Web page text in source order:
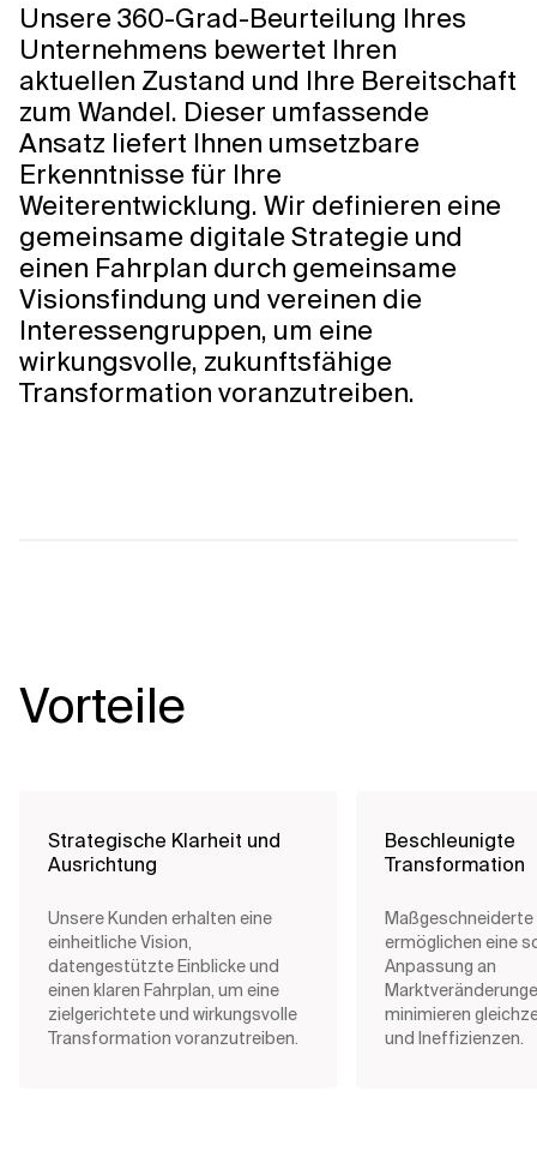
Unsere 360-Grad-Beurteilung Ihres
Unternehmens bewertet Ihren
aktuellen Zustand und Ihre Bereitschaft
zum Wandel. Dieser umfassende
Ansatz liefert Ihnen umsetzbare
Erkenntnisse für Ihre
Weiterentwicklung. Wir definieren eine
gemeinsame digitale Strategie und
einen Fahrplan durch gemeinsame
Visionsfindung und vereinen die
Interessengruppen, um eine
wirkungsvolle, zukunftsfähige
Transformation voranzutreiben.
Vorteile
Strategische Klarheit und
Ausrichtung
Unsere Kunden erhalten eine
einheitliche Vision,
datengestützte Einblicke und
einen klaren Fahrplan, um eine
zielgerichtete und wirkungsvolle
Transformation voranzutreiben.
Beschleunigte
Transformation
ermöglichen eine
Anpassung an
minimieren
und Ineffizienzen.